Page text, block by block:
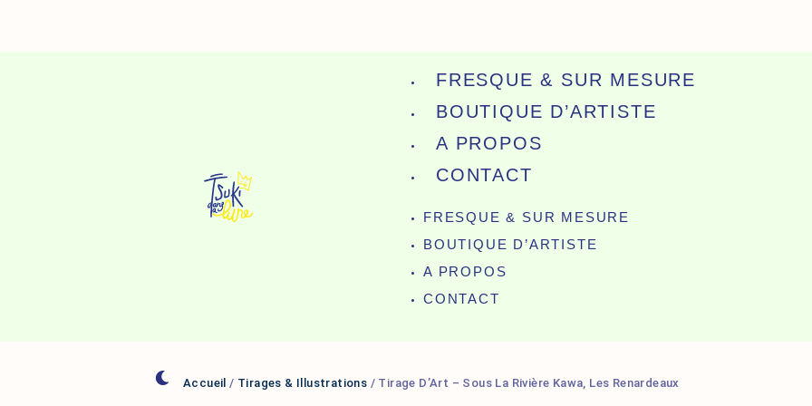
FRESQUE & SUR MESURE
BOUTIQUE D’ARTISTE
A PROPOS
CONTACT
FRESQUE & SUR MESURE
BOUTIQUE D’ARTISTE
A PROPOS
CONTACT
Accueil / Tirages & Illustrations / Tirage D’Art – Sous La Rivière Kawa, Les Renardeaux